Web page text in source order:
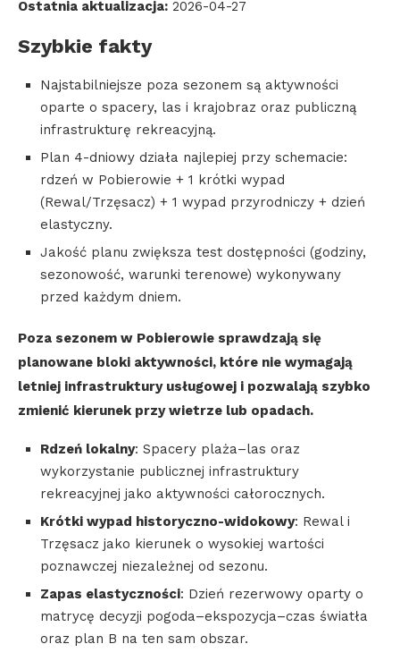
Ostatnia aktualizacja: 2026-04-27
Szybkie fakty
Najstabilniejsze poza sezonem są aktywności
oparte o spacery, las i krajobraz oraz publiczną
infrastrukturę rekreacyjną.
Plan 4-dniowy działa najlepiej przy schemacie:
rdzeń w Pobierowie + 1 krótki wypad
(Rewal/Trzęsacz) + 1 wypad przyrodniczy + dzień
elastyczny.
Jakość planu zwiększa test dostępności (godziny,
sezonowość, warunki terenowe) wykonywany
przed każdym dniem.
Poza sezonem w Pobierowie sprawdzają się
planowane bloki aktywności, które nie wymagają
letniej infrastruktury usługowej i pozwalają szybko
zmienić kierunek przy wietrze lub opadach.
Rdzeń lokalny: Spacery plaża–las oraz
wykorzystanie publicznej infrastruktury
rekreacyjnej jako aktywności całorocznych.
Krótki wypad historyczno-widokowy: Rewal i
Trzęsacz jako kierunek o wysokiej wartości
poznawczej niezależnej od sezonu.
Zapas elastyczności: Dzień rezerwowy oparty o
matrycę decyzji pogoda–ekspozycja–czas światła
oraz plan B na ten sam obszar.